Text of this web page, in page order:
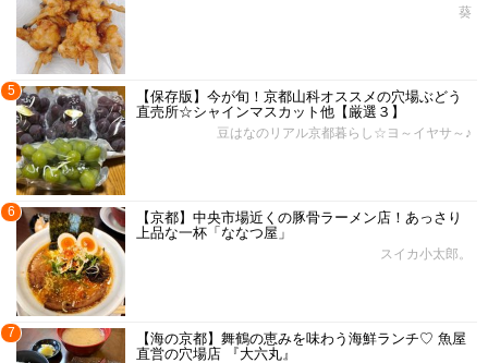
葵
5
【保存版】今が旬！京都山科オススメの穴場ぶどう
直売所☆シャインマスカット他【厳選３】
豆はなのリアル京都暮らし☆ヨ～イヤサ～♪
6
【京都】中央市場近くの豚骨ラーメン店！あっさり
上品な一杯「ななつ屋」
スイカ小太郎。
7
【海の京都】舞鶴の恵みを味わう海鮮ランチ♡ 魚屋
直営の穴場店 『大六丸』